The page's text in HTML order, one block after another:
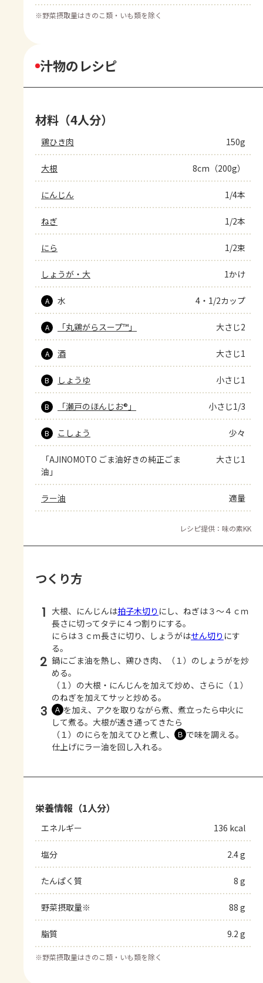
※野菜摂取量はきのこ類・いも類を除く
汁物のレシピ
材料（4人分）
鶏ひき肉 150g
大根 8cm（200g）
にんじん 1/4本
ねぎ 1/2本
にら 1/2束
しょうが・大 1かけ
A 水 4・1/2カップ
A 「丸鶏がらスープ™」 大さじ2
A 酒 大さじ1
B しょうゆ 小さじ1
B 「瀬戸のほんじお®」 小さじ1/3
B こしょう 少々
「AJINOMOTO ごま油好きの純正ごま
油」
大さじ1
ラー油 適量
レシピ提供：味の素KK
つくり方
1 大根、にんじんは拍子木切り にし、ねぎは３～４ｃｍ
長さに切ってタテに４つ割りにする。
にらは３ｃｍ長さに切り、しょうがはせん切り にす
る。
2 鍋にごま油を熱し、鶏ひき肉、（１）のしょうがを炒
める。
（１）の大根・にんじんを加えて炒め、さらに（１）
のねぎを加えてサッと炒める。
3 Ａ を加え、アクを取りながら煮、煮立ったら中火に
して煮る。大根が透き通ってきたら
（１）のにらを加えてひと煮し、
Ｂ で味を調える。
仕上げにラー油を回し入れる。
栄養情報（1人分）
エネルギー 136 kcal
塩分 2.4 g
たんぱく質 8 g
野菜摂取量※ 88 g
脂質 9.2 g
※野菜摂取量はきのこ類・いも類を除く